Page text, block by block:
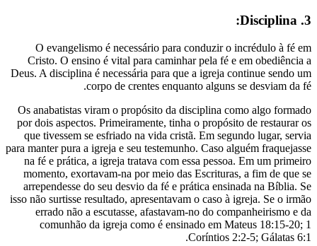
O evangelismo é necessário para
Cristo. O ensino é vital para caminhar
Deus. A disciplina é necessária para que a
corpo de crentes
Os anabatistas viram o propósito da
por dois aspectos. Primeiramente, tinha o
que tivessem se esfriado na vida cristã.
para manter pura a igreja e seu testemunho.
na fé e prática, a igreja tratava com
momento, exortavam-na por meio das
arrependesse do seu desvio da fé e
isso não surtisse resultado, apresentavam
errado não a escutasse, afastavam-
comunhão da igreja como é